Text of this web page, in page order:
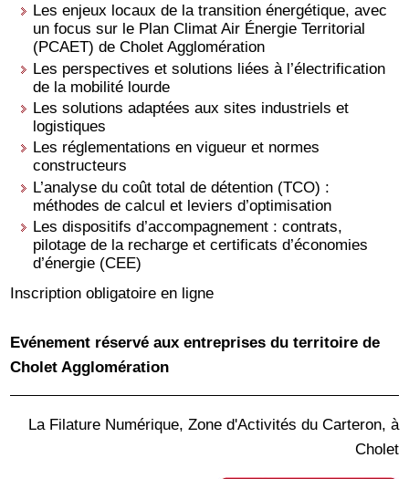
Les enjeux locaux de la transition énergétique, avec
un focus sur le Plan Climat Air Énergie Territorial
(PCAET) de Cholet Agglomération
Les perspectives et solutions liées à l’électrification
de la mobilité lourde
Les solutions adaptées aux sites industriels et
logistiques
Les réglementations en vigueur et normes
constructeurs
L’analyse du coût total de détention (TCO) :
méthodes de calcul et leviers d’optimisation
Les dispositifs d’accompagnement : contrats,
pilotage de la recharge et certificats d’économies
d’énergie (CEE)
Inscription obligatoire en ligne
Evénement réservé aux entreprises du territoire de
Cholet Agglomération
La Filature Numérique, Zone d'Activités du Carteron, à
Cholet